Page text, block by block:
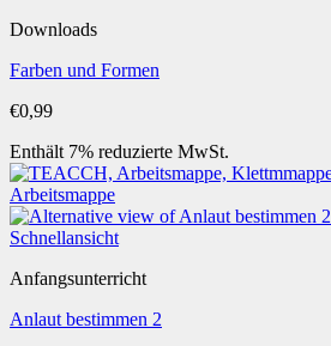
Downloads
Farben und Formen
€0,99
Enthält 7% reduzierte MwSt.
Schnellansicht
Anfangsunterricht
Anlaut bestimmen 2